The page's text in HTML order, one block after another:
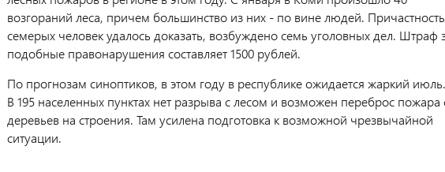
возгораний леса, причем большинство из них - по вине людей. Причастность
семерых человек удалось доказать, возбуждено семь уголовных дел. Штраф
подобные правонарушения составляет 1500 рублей.
По прогнозам синоптиков, в этом году в республике ожидается жаркий июль.
В 195 населенных пунктах нет разрыва с лесом и возможен переброс пожара
деревьев на строения. Там усилена подготовка к возможной чрезвычайной
ситуации.